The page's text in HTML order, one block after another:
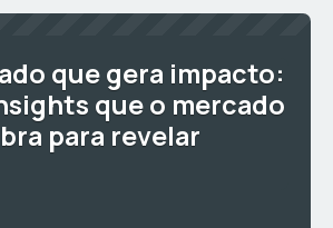
que gera impacto:
que o mercado
para revelar